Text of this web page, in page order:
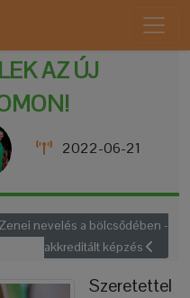
AZ ÚJ
2022-06-21
Zenei nevelés a bölcsődében -
akkreditált képzés
Szeretettel